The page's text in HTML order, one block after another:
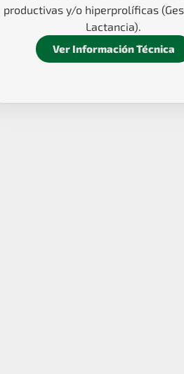
productivas y/o hiperprolíficas
Lactancia).
Ver Información Técnica